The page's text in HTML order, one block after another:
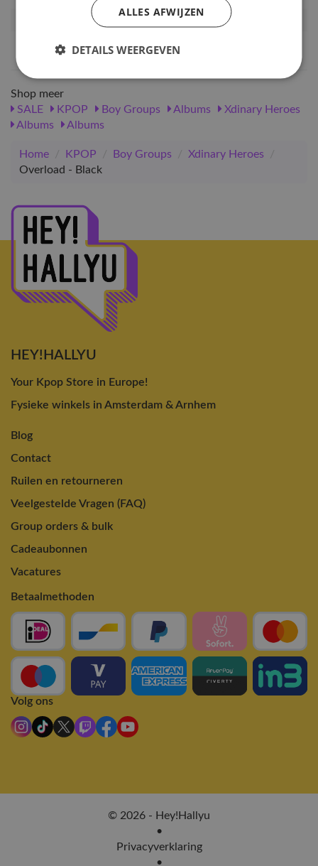
Artikelnummer
57974
EAN nummer
Shop meer
SALE
KPOP Boy Groups Albums
Xdinary Heroes
Albums
Albums
Home / KPOP / Boy Groups / Xdinary Heroes
/
Overload - Black
HEY!HALLYU
Your Kpop Store in Europe!
Fysieke winkels in Amsterdam & Arnhem
Blog
Contact
Ruilen en retourneren
Veelgestelde Vragen (FAQ)
Group orders & bulk
Cadeaubonnen
Vacatures
Betaalmethoden
Volg ons
© 2026 - Hey!Hallyu
•
Privacyverklaring
•
ALLES AFWIJZEN
DETAILS WEERGEVEN